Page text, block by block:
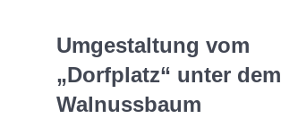
Umgestaltung vom
„Dorfplatz“ unter dem
Walnussbaum